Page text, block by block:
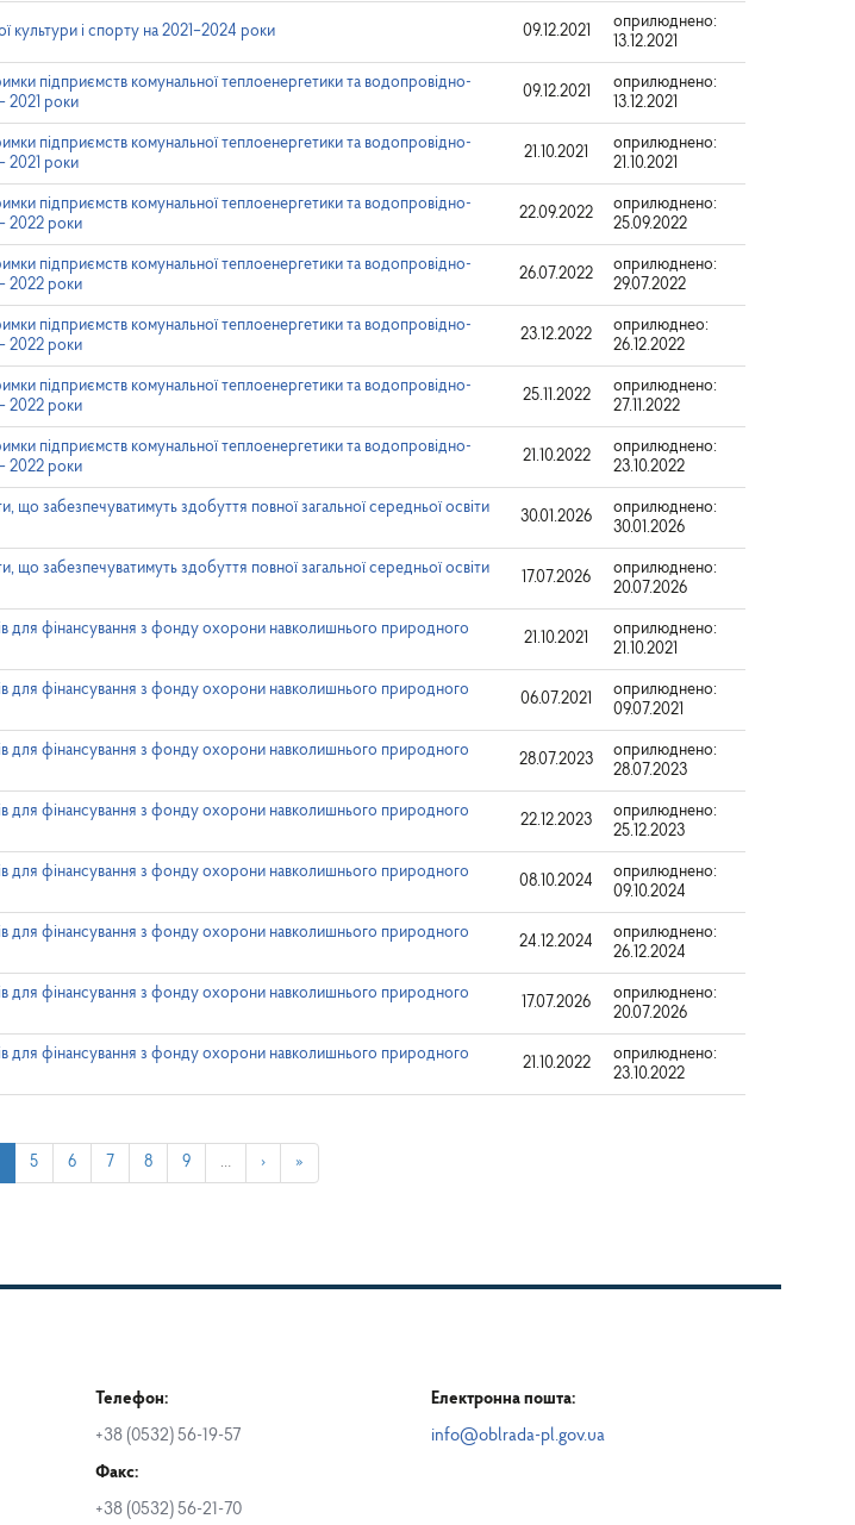
культури і спорту на 2021–2024 роки 09.12.2021
оприлюднено:
13.12.2021
підприємств комунальної теплоенергетики та водопровідно-
2021 роки
09.12.2021
оприлюднено:
13.12.2021
підприємств комунальної теплоенергетики та водопровідно-
2021 роки
21.10.2021
оприлюднено:
21.10.2021
підприємств комунальної теплоенергетики та водопровідно-
– 2022 роки
22.09.2022
оприлюднено:
25.09.2022
підприємств комунальної теплоенергетики та водопровідно-
– 2022 роки
26.07.2022
оприлюднено:
29.07.2022
підприємств комунальної теплоенергетики та водопровідно-
– 2022 роки
23.12.2022
оприлюднео:
26.12.2022
підприємств комунальної теплоенергетики та водопровідно-
– 2022 роки
25.11.2022
оприлюднено:
27.11.2022
підприємств комунальної теплоенергетики та водопровідно-
– 2022 роки
21.10.2022
оприлюднено:
23.10.2022
що забезпечуватимуть здобуття повної загальної середньої освіти
30.01.2026
оприлюднено:
30.01.2026
що забезпечуватимуть здобуття повної загальної середньої освіти
17.07.2026
оприлюднено:
20.07.2026
для фінансування з фонду охорони навколишнього природного
21.10.2021
оприлюднено:
21.10.2021
для фінансування з фонду охорони навколишнього природного
06.07.2021
оприлюднено:
09.07.2021
для фінансування з фонду охорони навколишнього природного
28.07.2023
оприлюднено:
28.07.2023
для фінансування з фонду охорони навколишнього природного
22.12.2023
оприлюднено:
25.12.2023
для фінансування з фонду охорони навколишнього природного
08.10.2024
оприлюднено:
09.10.2024
для фінансування з фонду охорони навколишнього природного
24.12.2024
оприлюднено:
26.12.2024
для фінансування з фонду охорони навколишнього природного
17.07.2026
оприлюднено:
20.07.2026
для фінансування з фонду охорони навколишнього природного
21.10.2022
оприлюднено:
23.10.2022
5 6 7 8 9 … › »
Телефон:
+38 (0532) 56-19-57
Факс:
+38 (0532) 56-21-70
Електронна пошта:
info@oblrada-pl.gov.ua